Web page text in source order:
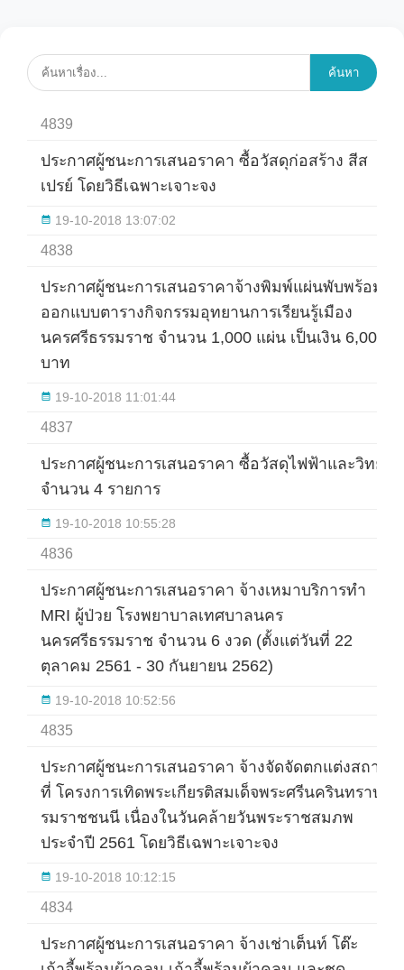
ค้นหา
4839
ประกาศผู้ชนะการเสนอราคา ซื้อวัสดุก่อสร้าง สีส
เปรย์ โดยวิธีเฉพาะเจาะจง
19-10-2018 13:07:02
4838
ประกาศผู้ชนะการเสนอราคาจ้างพิมพ์แผ่นพับพร้อม
ออกแบบตารางกิจกรรมอุทยานการเรียนรู้เมือง
นครศรีธรรมราช จำนวน 1,000 แผ่น เป็นเงิน 6,000
บาท
19-10-2018 11:01:44
4837
ประกาศผู้ชนะการเสนอราคา ซื้อวัสดุไฟฟ้าและวิทยุ
จำนวน 4 รายการ
19-10-2018 10:55:28
4836
ประกาศผู้ชนะการเสนอราคา จ้างเหมาบริการทำ
MRI ผู้ป่วย โรงพยาบาลเทศบาลนคร
นครศรีธรรมราช จำนวน 6 งวด (ตั้งแต่วันที่ 22
ตุลาคม 2561 - 30 กันยายน 2562)
19-10-2018 10:52:56
4835
ประกาศผู้ชนะการเสนอราคา จ้างจัดจัดตกแต่งสถาน
ที่ โครงการเทิดพระเกียรติสมเด็จพระศรีนครินทราบ
รมราชชนนี เนื่องในวันคล้ายวันพระราชสมภพ
ประจำปี 2561 โดยวิธีเฉพาะเจาะจง
19-10-2018 10:12:15
4834
ประกาศผู้ชนะการเสนอราคา จ้างเช่าเต็นท์ โต๊ะ